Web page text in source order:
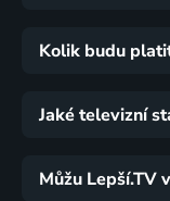
Kolik budu
Jaké televizní
Můžu Lepší.TV